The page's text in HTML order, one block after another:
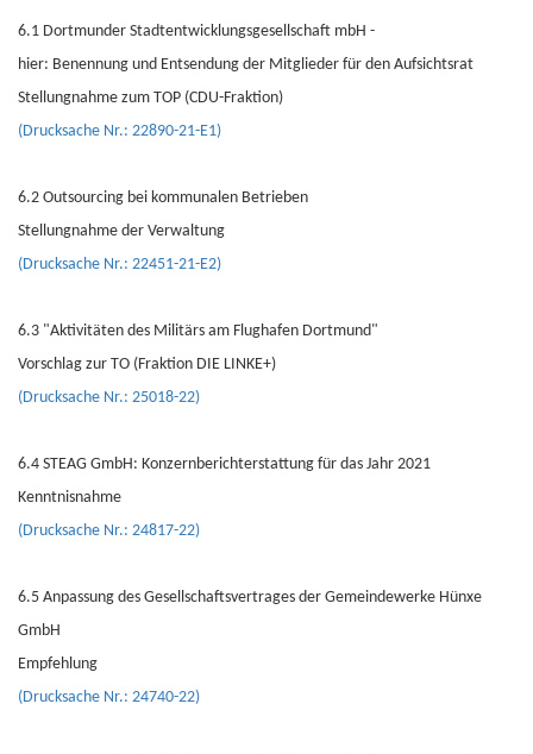
6.1 Dortmunder Stadtentwicklungsgesellschaft mbH -
hier: Benennung und Entsendung der Mitglieder für den Aufsichtsrat
Stellungnahme zum TOP (CDU-Fraktion)
(Drucksache Nr.: 22890-21-E1)
6.2 Outsourcing bei kommunalen Betrieben
Stellungnahme der Verwaltung
(Drucksache Nr.: 22451-21-E2)
6.3 "Aktivitäten des Militärs am Flughafen Dortmund"
Vorschlag zur TO (Fraktion DIE LINKE+)
(Drucksache Nr.: 25018-22)
6.4 STEAG GmbH: Konzernberichterstattung für das Jahr 2021
Kenntnisnahme
(Drucksache Nr.: 24817-22)
6.5 Anpassung des Gesellschaftsvertrages der Gemeindewerke Hünxe
GmbH
Empfehlung
(Drucksache Nr.: 24740-22)